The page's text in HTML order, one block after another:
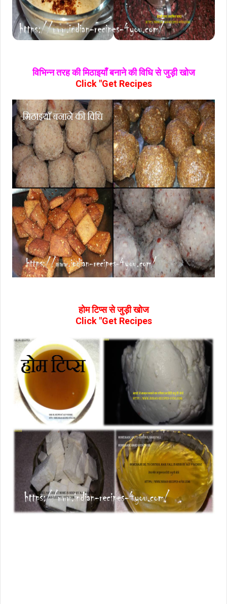
विभिन्न तरह की मिठाइयाँ बनाने की विधि से जुड़ी खोज
Click "Get Recipes
होम टिप्‍स से जुड़ी खोज
Click "Get Recipes